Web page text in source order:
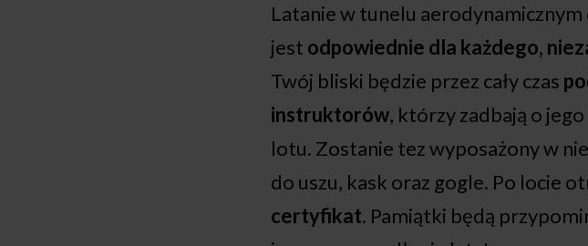
Latanie w tunelu
jest odpowiednie dla każdego,
Twój bliski będzie przez cały czas
instruktorów, którzy zadbają o
lotu. Zostanie tez wyposażony w
do uszu, kask oraz gogle. Po locie
certyfikat. Pamiątki będą